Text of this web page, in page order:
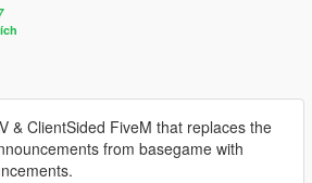
& ClientSided FiveM that replaces the
from basegame with